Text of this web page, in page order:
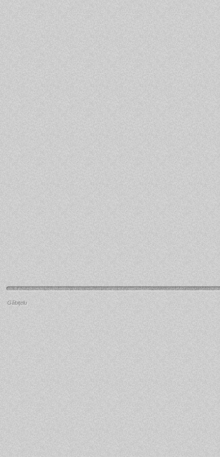
Găbiţelu